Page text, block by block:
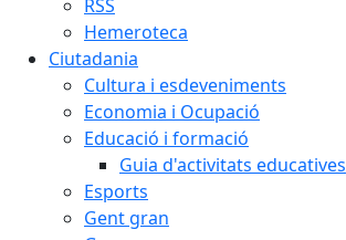
RSS
Hemeroteca
Ciutadania
Cultura i esdeveniments
Economia i Ocupació
Educació i formació
Guia d'activitats educatives
Esports
Gent gran